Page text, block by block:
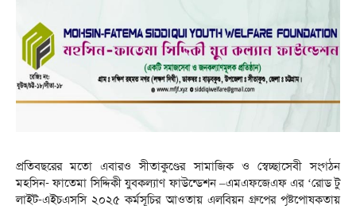
প্রতিবছরের মতো এবারও সীতাকুণ্ডের সামাজিক ও স্বেচ্ছাসেবী সংগঠন
মহসিন- ফাতেমা সিদ্দিকী যুবকল্যাণ ফাউন্ডেশন –এমএফজেএফ এর ‘রোড টু
লাইট-এইচএসসি ২০২৫ কর্মসূচির আওতায় এলবিয়ন গ্রুপের পৃষ্টপোষকতায়